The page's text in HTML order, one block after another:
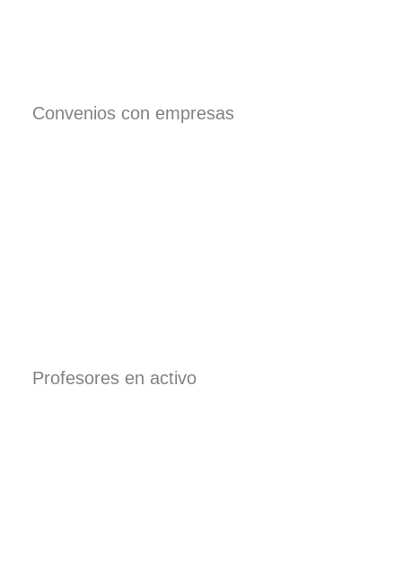
Convenios con empresas
Profesores en activo